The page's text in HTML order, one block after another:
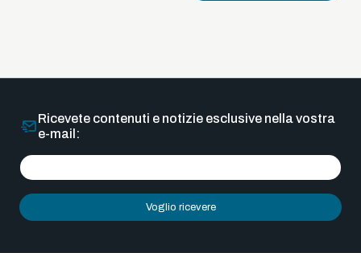
Ricevete contenuti e notizie esclusive nella vostra
e-mail:
Voglio ricevere